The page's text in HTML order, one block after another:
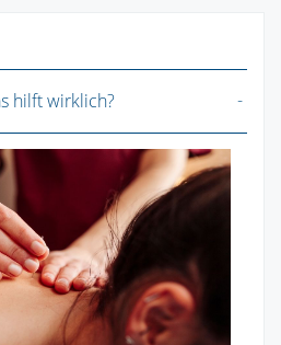
hilft wirklich?